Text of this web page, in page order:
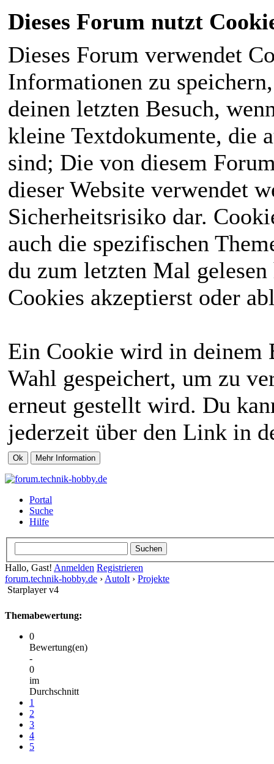
Dieses Forum nutzt
Dieses Forum verwendet
Informationen zu
deinen letzten Besuch,
kleine Textdokumente, die
sind; Die von diesem
dieser Website verwendet
Sicherheitsrisiko dar.
auch die spezifischen
du zum letzten Mal
Cookies akzeptierst oder
Ein Cookie wird in deinem
Wahl gespeichert, um zu
erneut gestellt wird. Du
jederzeit über den Link in
Portal
Suche
Hilfe
Hallo, Gast! Anmelden Registrieren
forum.technik-hobby.de › AutoIt › Projekte
Starplayer v4
Themabewertung:
0
Bewertung(en)
-
0
im
Durchschnitt
1
2
3
4
5